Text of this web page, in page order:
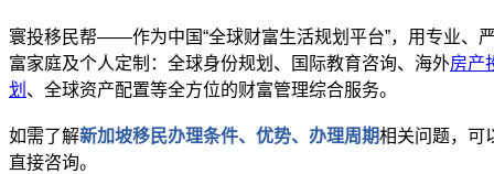
寰投移民帮——作为中国“全球财富生活规划平台”，用专业、
富家庭及个人定制：全球身份规划、国际教育咨询、海外房产
划 、全球资产配置等全方位的财富管理综合服务。
如需了解新加坡移民办理条件、优势、办理周期相关问题，可
直接咨询。